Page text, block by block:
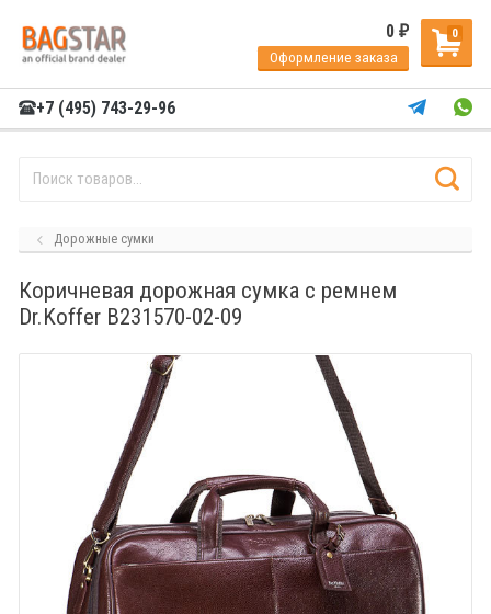
0
0₽
Оформление заказа
+7 (495) 743-29-96
Дорожные сумки
Коричневая дорожная сумка с ремнем
Dr.Koffer B231570-02-09